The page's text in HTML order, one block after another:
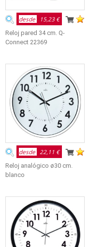
desde 15,23 €
Reloj pared 34 cm. Q-
Connect 22369
desde 22,11 €
Reloj analógico ø30 cm.
blanco